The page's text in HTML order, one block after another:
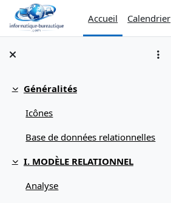
Passer au contenu principal
Accueil
Calendrier
Replier
Généralités
Icônes
Base de données relationnelles
Replier
I. MODÈLE RELATIONNEL
Analyse